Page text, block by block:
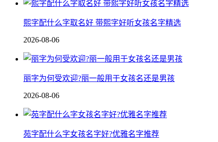
熙字配什么字取名好 带熙字好听女孩名字精选
2026-08-06
丽字为何受欢迎?丽一般用于女孩名还是男孩
2026-08-06
苑字配什么字女孩名字好?优雅名字推荐